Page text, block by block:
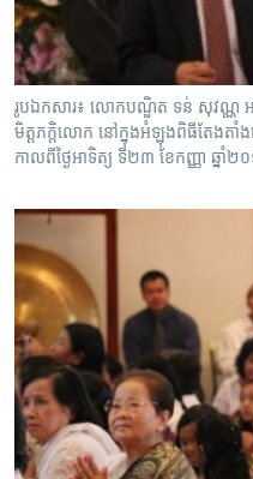
រូប​ឯកសារ៖ លោក​បណ្ឌិត ទន់ សុវណ្ណ អ
មិត្តភក្តិ​លោក នៅក្នុង​អំឡុង​ពិធី​តែងតាំង​
កាលពីថ្ងៃអាទិត្យ ទី២៣ ខែកញ្ញា ឆ្ន